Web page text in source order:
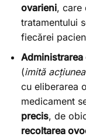
ovarieni, care
tratamentului
fiecărei
(imită
cu eliberarea
medicament
precis, de
recoltarea